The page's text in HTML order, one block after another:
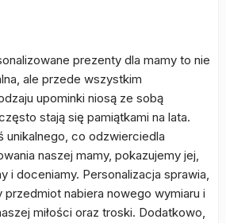
prezenty dla mamy to nie
ale przede wszystkim
upominki niosą ze sobą
stają się pamiątkami na lata.
unikalnego, co odzwierciedla
naszej mamy, pokazujemy jej,
i doceniamy. Personalizacja sprawia,
nabiera nowego wymiaru i
miłości oraz troski. Dodatkowo,